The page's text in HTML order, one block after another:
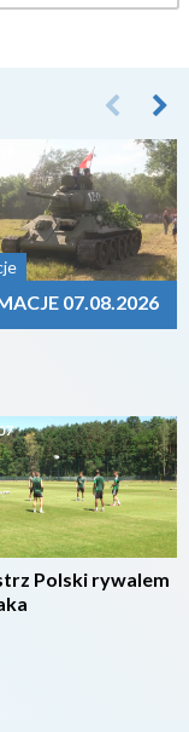
07.08.2026
Polski rywalem